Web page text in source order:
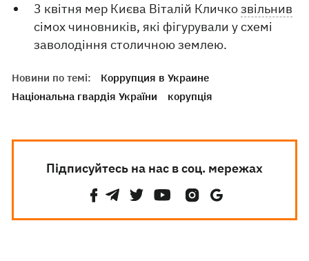
3 квітня мер Києва Віталій Кличкозвільнив
сімох чиновників, які фігурували у схемі
заволодіння столичною землею.
Новини по темі:
Коррупция в Украине
Національна гвардія України
корупція
Підписуйтесь на нас в соц. мережах